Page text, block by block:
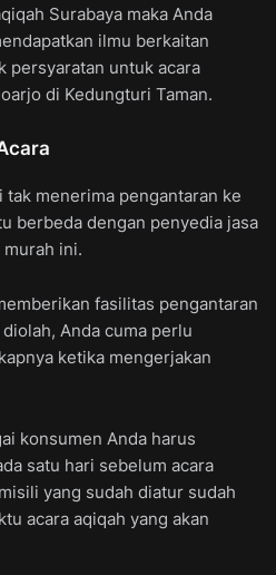
Surabaya maka Anda
ilmu berkaitan
persyaratan untuk acara
di Kedungturi Taman.
tak menerima pengantaran ke
berbeda dengan penyedia jasa
murah ini.
fasilitas pengantaran
Anda cuma perlu
ketika mengerjakan
konsumen Anda harus
satu hari sebelum acara
yang sudah diatur sudah
acara aqiqah yang akan